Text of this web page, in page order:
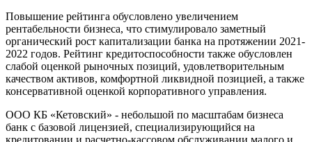
Повышение рейтинга обусловлено увеличением
рентабельности бизнеса, что стимулировало заметный
органический рост капитализации банка на протяжении 2021-
2022 годов. Рейтинг кредитоспособности также обусловлен
слабой оценкой рыночных позиций, удовлетворительным
качеством активов, комфортной ликвидной позицией, а также
консервативной оценкой корпоративного управления.
ООО КБ «Кетовский» - небольшой по масштабам бизнеса
банк с базовой лицензией, специализирующийся на